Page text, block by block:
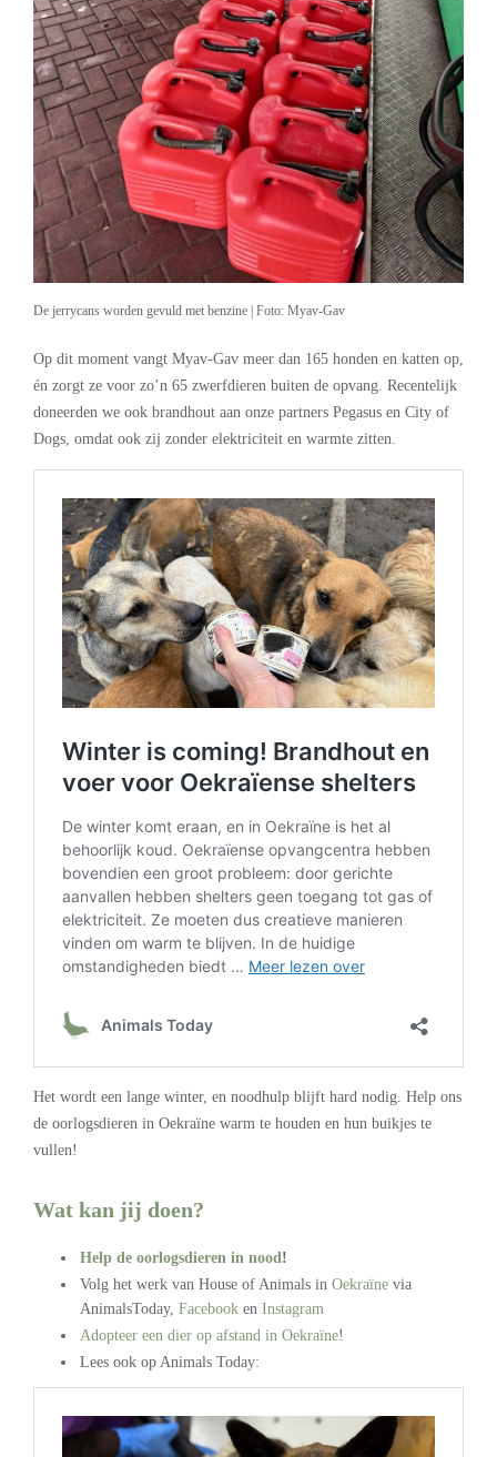
De jerrycans worden gevuld met benzine | Foto: Myav-Gav
Op dit moment vangt Myav-Gav meer dan 165 honden en katten op,
én zorgt ze voor zo’n 65 zwerfdieren buiten de opvang. Recentelijk
doneerden we ook brandhout aan onze partners Pegasus en City of
Dogs, omdat ook zij zonder elektriciteit en warmte zitten.
Het wordt een lange winter, en noodhulp blijft hard nodig. Help ons
de oorlogsdieren in Oekraïne warm te houden en hun buikjes te
vullen!
Wat kan jij doen?
Help de oorlogsdieren in nood!
Volg het werk van House of Animals in Oekraïne via
AnimalsToday, Facebook en Instagram
Adopteer een dier op afstand in Oekraïne!
Lees ook op Animals Today: